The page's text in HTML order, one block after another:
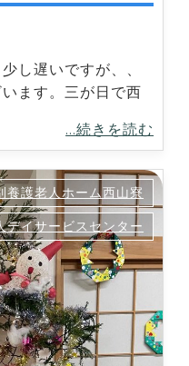
し遅いですが、、
ます。三が日で西
...続きを読む
養護老人ホーム西山寮
デイサービスセンター